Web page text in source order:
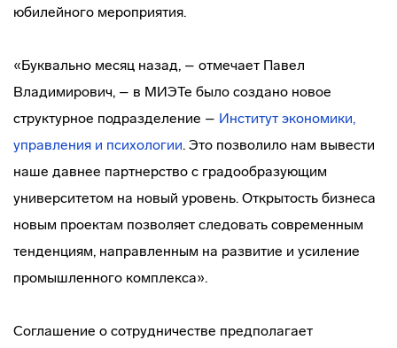
юбилейного мероприятия.
«Буквально месяц назад, – отмечает Павел
Владимирович, – в МИЭТе было создано новое
структурное подразделение – Институт экономики,
управления и психологии. Это позволило нам вывести
наше давнее партнерство с градообразующим
университетом на новый уровень. Открытость бизнеса
новым проектам позволяет следовать современным
тенденциям, направленным на развитие и усиление
промышленного комплекса».
Соглашение о сотрудничестве предполагает